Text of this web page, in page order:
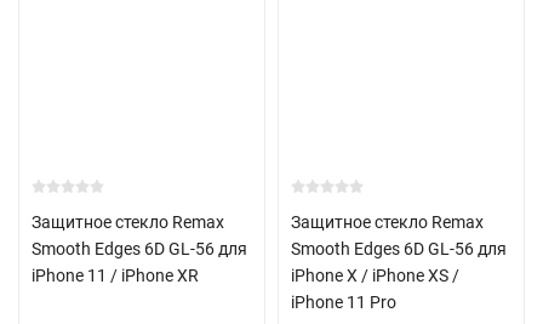
Защитное стекло Remax
Smooth Edges 6D GL-56 для
iPhone 11 / iPhone XR
Защитное стекло Remax
Smooth Edges 6D GL-56 для
iPhone X / iPhone XS /
iPhone 11 Pro